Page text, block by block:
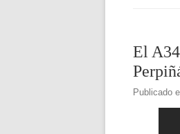
El
Publicado el